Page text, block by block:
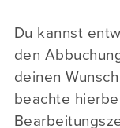
Du kannst
den
deinen
beachte